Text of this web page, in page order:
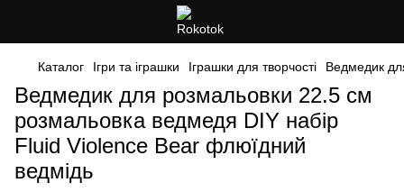
Каталог Ігри та іграшки Іграшки для творчості Ведмедик
Ведмедик для розмальовки 22.5 см
розмальовка ведмедя DIY набір
Fluid Violence Bear флюїдний
ведмідь